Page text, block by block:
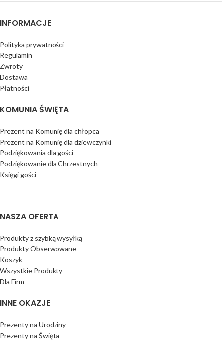
INFORMACJE
Polityka prywatności
Regulamin
Zwroty
Dostawa
Płatności
KOMUNIA ŚWIĘTA
Prezent na Komunię dla chłopca
Prezent na Komunię dla dziewczynki
Podziękowania dla gości
Podziękowanie dla Chrzestnych
Księgi gości
NASZA OFERTA
Produkty z szybką wysyłką
Produkty Obserwowane
Koszyk
Wszystkie Produkty
Dla Firm
INNE OKAZJE
Prezenty na Urodziny
Prezenty na Święta